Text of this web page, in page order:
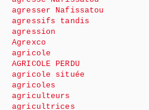
agresser Nafissatou
agressifs tandis
agression
Agrexco
agricole
AGRICOLE PERDU
agricole située
agricoles
agriculteurs
agricultrices